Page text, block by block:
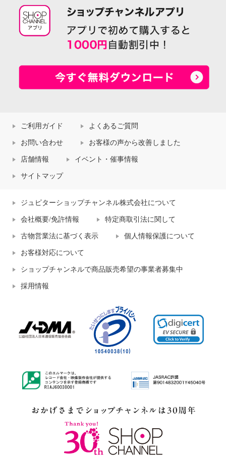
ご利用ガイド よくあるご質問
お問い合わせ お客様の声から改善しました
店舗情報 イベント・催事情報
サイトマップ
ジュピターショップチャンネル株式会社について
会社概要/免許情報 特定商取引法に関して
古物営業法に基づく表示 個人情報保護について
お客様対応について
ショップチャンネルで商品販売希望の事業者募集中
採用情報